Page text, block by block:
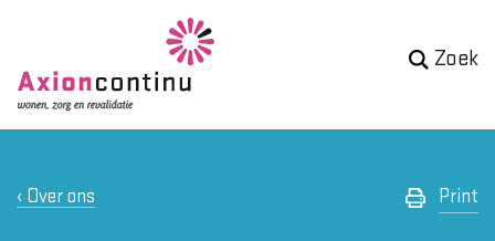
Zoek
Over ons Print